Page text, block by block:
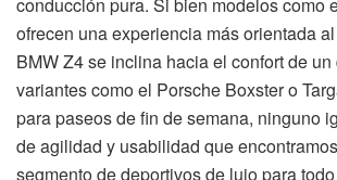
conducción pura. Si bien modelos como
ofrecen una experiencia más orientada
BMW Z4 se inclina hacia el confort de
variantes como el Porsche Boxster o
para paseos de fin de semana, ninguno
de agilidad y usabilidad que
segmento de deportivos de lujo para